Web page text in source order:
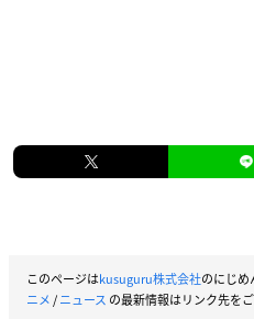
このページはkusuguru株式会社のにじめ
ニメ/ニュース の最新情報はリンク先をご